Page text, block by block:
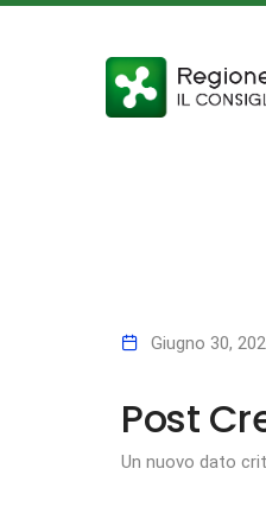
Giugno 30,
Post
Un nuovo dato